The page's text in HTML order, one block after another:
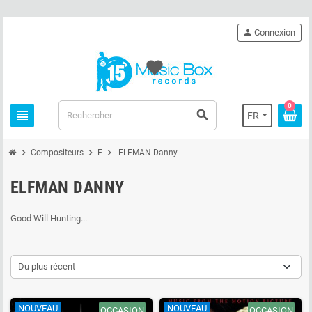
view_headline search FR
person Connexion
0
favorite
chevron_right Compositeurs chevron_right E chevron_right ELFMAN Danny
ELFMAN DANNY
Good Will Hunting...
Du plus récent
NOUVEAU NOUVEAU